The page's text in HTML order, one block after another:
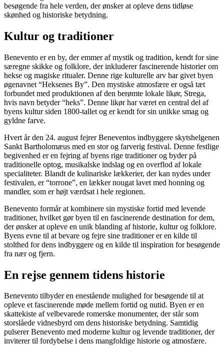
besøgende fra hele verden, der ønsker at opleve dens tidløse
skønhed og historiske betydning.
Kultur og traditioner
Benevento er en by, der emmer af mystik og tradition, kendt for sine
særegne skikke og folklore, der inkluderer fascinerende historier om
hekse og magiske ritualer. Denne rige kulturelle arv har givet byen
øgenavnet “Heksenes By”. Den mystiske atmosfære er også tæt
forbundet med produktionen af den berømte lokale likør, Strega,
hvis navn betyder “heks”. Denne likør har været en central del af
byens kultur siden 1800-tallet og er kendt for sin unikke smag og
gyldne farve.
Hvert år den 24. august fejrer Beneventos indbyggere skytshelgenen
Sankt Bartholomæus med en stor og farverig festival. Denne festlige
begivenhed er en fejring af byens rige traditioner og byder på
traditionelle optog, musikalske indslag og en overflod af lokale
specialiteter. Blandt de kulinariske lækkerier, der kan nydes under
festivalen, er “torrone”, en lækker nougat lavet med honning og
mandler, som er højt værdsat i hele regionen.
Benevento formår at kombinere sin mystiske fortid med levende
traditioner, hvilket gør byen til en fascinerende destination for dem,
der ønsker at opleve en unik blanding af historie, kultur og folklore.
Byens evne til at bevare og fejre sine traditioner er en kilde til
stolthed for dens indbyggere og en kilde til inspiration for besøgende
fra nær og fjern.
En rejse gennem tidens historie
Benevento tilbyder en enestående mulighed for besøgende til at
opleve et fascinerende møde mellem fortid og nutid. Byen er en
skattekiste af velbevarede romerske monumenter, der står som
storslåede vidnesbyrd om dens historiske betydning. Samtidig
pulserer Benevento med moderne kultur og levende traditioner, der
inviterer til fordybelse i dens mangfoldige historie og atmosfære.